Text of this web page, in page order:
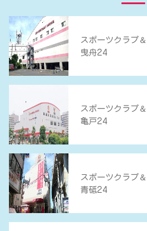
スポーツクラブ ＆
曳舟24
スポーツクラブ ＆
亀戸24
スポーツクラブ ＆
青砥24